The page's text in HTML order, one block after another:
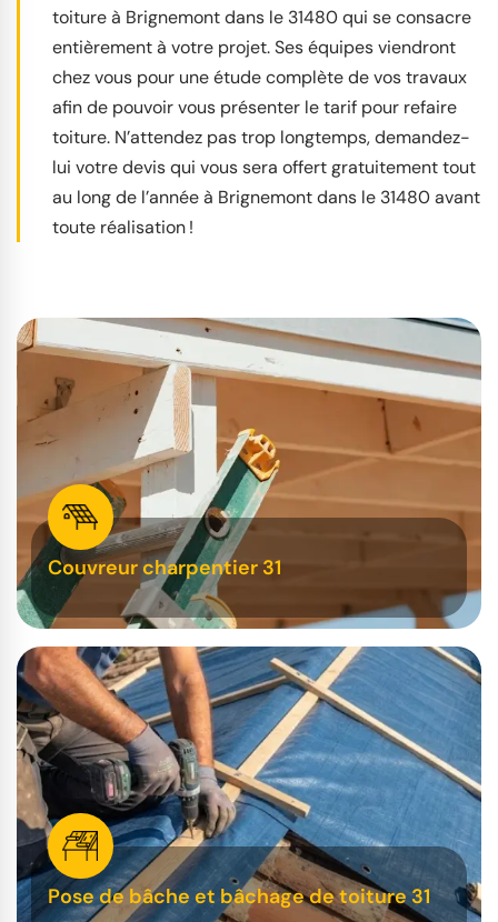
toiture à Brignemont dans le 31480 qui se consacre
entièrement à votre projet. Ses équipes viendront
chez vous pour une étude complète de vos travaux
afin de pouvoir vous présenter le tarif pour refaire
toiture. N’attendez pas trop longtemps, demandez-
lui votre devis qui vous sera offert gratuitement tout
au long de l’année à Brignemont dans le 31480 avant
toute réalisation !
Couvreur charpentier 31
Pose de bâche et bâchage de toiture 31